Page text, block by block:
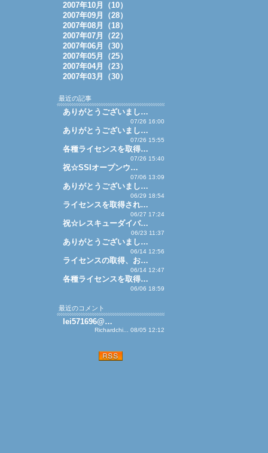
2007年10月（10）
2007年09月（28）
2007年08月（18）
2007年07月（22）
2007年06月（30）
2007年05月（25）
2007年04月（23）
2007年03月（30）
最近の記事
ありがとうございまし…
07/26 16:00
ありがとうございまし…
07/26 15:55
各種ライセンスを取得…
07/26 15:40
祝☆SSIオープンウ…
07/06 13:09
ありがとうございまし…
06/29 18:54
ライセンスを取得され…
06/27 17:24
祝☆レスキューダイバ…
06/23 11:37
ありがとうございまし…
06/14 12:56
ライセンスの取得、お…
06/14 12:47
各種ライセンスを取得…
06/06 18:59
最近のコメント
lei571696@…
Richardchi... 08/05 12:12